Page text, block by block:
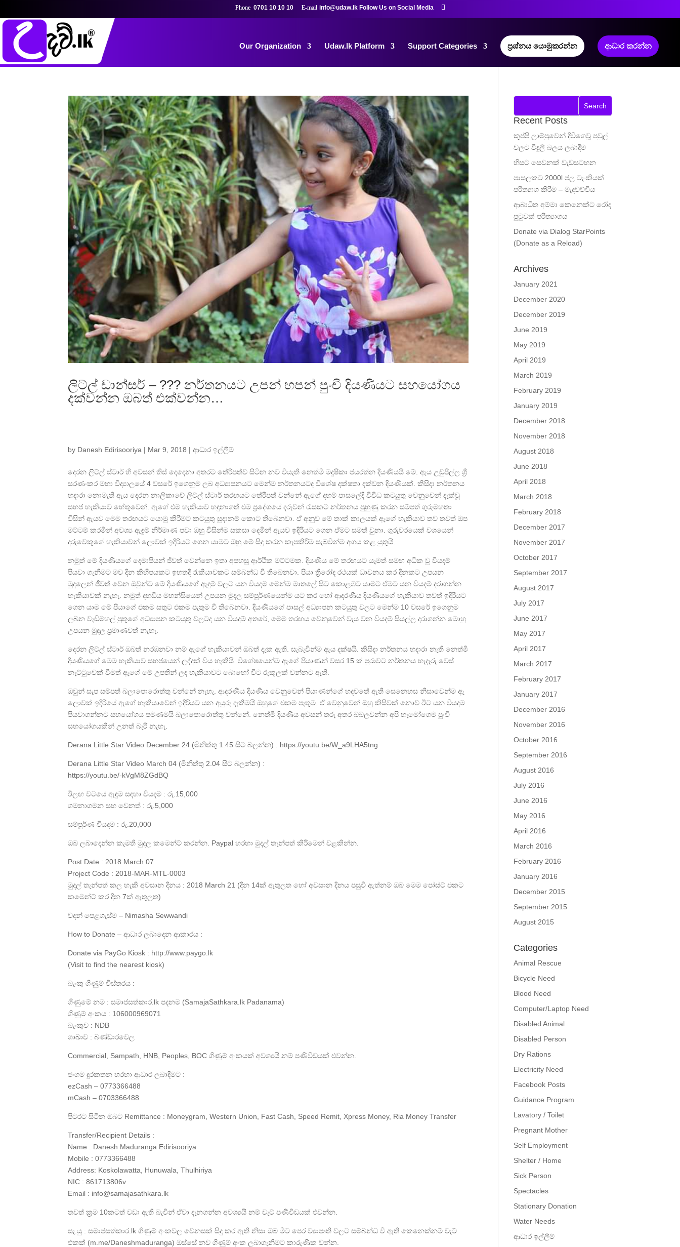
0701 10 10 10 info@udaw.lk
Our Organization Udaw.lk Platform Support Categories ප්‍රශ්නය යොමුකරන්න ආධාර කරන්න
ලිට්ල් ඩාන්සර් – ??? නර්තනයට උපන් හපන් පුංචි දියණියට සහයෝගය
දක්වන්න ඔබත් එක්වන්න…
by Danesh Edirisooriya | Mar 9, 2018 |ආධාර ඉල්ලීම්
දෙරන ලිට්ල් ස්ටාර් හි අවසන් තිස් දෙදෙනා අතරට තේරිපත්ව සිටින නව වියැති නෙත්මි මදුෂිකා ජයරත්න දියණියයි මේ. ඇය උඩුපිල්ල ශ්‍රී
සරණංකර මහා විද්‍යාලයේ 4 වසරේ ඉගෙනුම ලබ අධ්‍යාපනයට මෙන්ම නර්තනයටද විශේෂ දක්ෂතා දක්වන දියණියක්. කිසිදා නර්තනය
හදාරා නොමැති ඇය දෙරන නාලිකාවේ ලිට්ල් ස්ටාර් තරඟයට තේරීපත් වන්නේ ඇගේ දහම් පාසලේදී විවිධ කටයුතු වෙනුවෙන් දැක්වූ
සහජ හැකියාව හේතුවෙන්. ඇගේ එම හැකියාව හඳුනාගත් එම ප්‍රදේශයේ දරුවන් රැසකට නර්තනය පුහුණු කරන සම්පත් ගුරුමහතා
විසින් ඇයව මෙම තරඟයට යොමු කිරීමට කටයුතු සූදානම් කොට තිබෙනවා. ඒ අනුව මේ තාක් කාලයක් ඇගේ හැකියාව තව තවත් ඔප
මට්ටම් කරමින් අවශ්‍ය ඇඳුම් නිර්මාණ පවා ඔහු විසින්ම සකසා දෙමින් ඇයව ඉදිරියට ගෙන ඒමට සමත් වුනා. ගුරුවරයෙක් වශයෙන්
දරුවෙකුගේ හැකියාවන් ලොවක් ඉදිරියට ගෙන යාමට ඔහු මේ සිදු කරන කැපකිරීම සැබවින්ම අගය කළ යුතුයි.
නමුත් මේ දියණියගේ දෙමාපියන් ජීවත් වෙන්නෙ ඉතා අපහසු ආර්ථික මට්ටමක. දියණිය මේ තරඟයට යෑමත් සමඟ අධික වූ වියදම්
පියවා ගැනීමට මව දින කිහිපයකට ඉහතදී රැකියාවකට සම්බන්ධ වී තිබෙනවා. පියා ත්‍රීරෝද රථයක් ධාවනය කර දිනකට උපයන
මුදලෙන් ජීවත් වෙන ඔවුන්ට මේ දියණියගේ ඇඳුම් වලට යන වියදම මෙන්ම මාතලේ සිට කොළඹට යාමට ඒමට යන වියදම් දරාගන්න
හැකියාවක් නැහැ. නමුත් දහඩිය මහන්සියෙන් උපයන මුදල සම්පූර්ණයෙන්ම යට කර හෝ ආදරණීය දියණියගේ හැකියාව තවත් ඉදිරියට
ගෙන යාම මේ පියාගේ එකම සතුට එකම පැතුම වී තිබෙනවා. දියණියගේ පාසල් අධ්‍යාපන කටයුතු වලට මෙන්ම 10 වසරේ ඉගෙනුම
ලබන වැඩිමහල් පුතුගේ අධ්‍යාපන කටයුතු වලටද යන වියදම් අතරේ, මෙම තරඟය වෙනුවෙන් වැය වන වියදම් සියල්ල දරාගන්න මොහු
උපයන මුදල ප්‍රමාණවත් නැහැ.
දෙරන ලිට්ල් ස්ටාර් ඔබත් නරඹනවා නම් ඇගේ හැකියාවන් ඔබත් දැක ඇති. සැබැවින්ම ඇය දක්ෂයි. කිසිදා නර්තනය හදාරා නැති නෙත්මි
දියණියගේ මෙම හැකියාව සහජයෙන් ලද්දක් විය හැකියි. විශේෂයෙන්ම ඇගේ පියාණන් වසර 15 ක් පුරාවට නර්තනය හැදෑරු වෙස්
නැට්ටුවෙක් වීමත් ඇගේ මේ උපතින් ලද හැකියාවට බොහෝ විට රුකුලක් වන්නට ඇති.
ඔවුන් සැප සම්පත් බලාපොරොත්තු වන්නේ නැහැ. ආදරණීය දියණිය වෙනුවෙන් පියාණන්ගේ හදවතේ ඇති සෙනෙහස නිසාවෙන්ම ඈ
ලොවක් ඉදිරියේ ඇගේ හැකියාවෙන් ඉදිරියට යන අයුරු දැකීමයි ඔහුගේ එකම පැතුම. ඒ වෙනුවෙන් ඔහු කිසිවක් නොව ඊට යන වියදම
පියවාගන්නට සහයෝගය පමණමයි බලාපොරොත්තු වන්නේ. නෙත්මි දියණිය අවසන් තරු අතර බබලවන්න අපි හැමෝගෙම පුංචි
සහයෝගයකින් උනත් බැරි නැහැ.
Derana Little Star Video December 24 (මිනිත්තු 1.45 සිට බලන්න) : https://youtu.be/W_a9LHA5tng
Derana Little Star Video March 04 (මිනිත්තු 2.04 සිට බලන්න) :
https://youtu.be/-kVgM8ZGdBQ
ඊලඟ වටයේ ඇඳුම සඳහා වියදම : රු.15,000
ගමනාගමන සහ වෙනත් : රු.5,000
සම්පූර්ණ වියදම : රු.20,000
ඔබ ලබාදෙන්න කැමති මුදල කමෙන්ට් කරන්න. Paypal හරහා මුදල් තැන්පත් කිරීමෙන් වළකින්න.
Post Date : 2018 March 07
Project Code : 2018-MAR-MTL-0003
මුදල් තැන්පත් කල හැකි අවසාන දිනය : 2018 March 21 (දින 14ක් ඇතුලත හෝ අවසාන දිනය පසුවී ඇත්නම් ඔබ මෙම පෝස්ට් එකට
කමෙන්ට් කර දින 7ක් ඇතුලත)
වදන් පෙළගැස්ම – Nimasha Sewwandi
How to Donate – ආධාර ලබාදෙන ආකාරය :
Donate via PayGo Kiosk : http://www.paygo.lk
(Visit to find the nearest kiosk)
බැංකු ගිණුම් විස්තරය :
ගිණුමේ නම : සමාජසත්කාර.lk පදනම (SamajaSathkara.lk Padanama)
ගිණුම් අංකය : 106000969071
බැංකුව : NDB
ශාඛාව : බණ්ඩාරවෙල
Commercial, Sampath, HNB, Peoples, BOC ගිණුම් අංකයක් අවශ්‍යයි නම් පණිවිඩයක් එවන්න.
ජංගම දුරකතන හරහා ආධාර ලබාදීමට :
ezCash – 0773366488
mCash – 0703366488
පිටරට සිටින ඔබට Remittance : Moneygram, Western Union, Fast Cash, Speed Remit, Xpress Money, Ria Money Transfer
Transfer/Recipient Details :
Name : Danesh Maduranga Edirisooriya
Mobile : 0773366488
Address: Koskolawatta, Hunuwala, Thulhiriya
NIC : 861713806v
Email : info@samajasathkara.lk
තවත් ක්‍රම 10කටත් වඩා ඇති බැවින් ඒවා දැනගන්න අවශ්‍යයි නම් චැට් පණිවිඩයක් එවන්න.
සැ.යු : සමාජසත්කාර.lk ගිණුම් අංකවල වෙනසක් සිදු කර ඇති නිසා ඔබ මීට පෙර ව්‍යාපෘති වලට සම්බන්ධ වී ඇති කෙනෙක්නම් චැට්
එකක් (m.me/Daneshmaduranga) ඔස්සේ නව ගිණුම් අංක ලබාගැනීමට කාරුණික වන්න.
Recent Posts
කුප්පි ලාම්පුවෙන් දිවිගෙවූ පවුල්
වලට විදුලි බලය ලබාදීම
හිසට සෙවනක් වැඩසටහන
පාසලකට 2000l ජල ටැංකියක්
පරිත්‍යාග කිරීම – මැදවච්චිය
ආබාධිත අම්මා කෙනෙක්ට රෝද
පුටුවක් පරිත්‍යාගය
Donate via Dialog StarPoints
(Donate as a Reload)
Archives
January 2021
December 2020
December 2019
June 2019
May 2019
April 2019
March 2019
February 2019
January 2019
December 2018
November 2018
August 2018
June 2018
April 2018
March 2018
February 2018
December 2017
November 2017
October 2017
September 2017
August 2017
July 2017
June 2017
May 2017
April 2017
March 2017
February 2017
January 2017
December 2016
November 2016
October 2016
September 2016
August 2016
July 2016
June 2016
May 2016
April 2016
March 2016
February 2016
January 2016
December 2015
September 2015
August 2015
Categories
Animal Rescue
Bicycle Need
Blood Need
Computer/Laptop Need
Disabled Animal
Disabled Person
Dry Rations
Electricity Need
Facebook Posts
Guidance Program
Lavatory / Toilet
Pregnant Mother
Self Employment
Shelter / Home
Sick Person
Spectacles
Stationary Donation
Water Needs
ආධාර ඉල්ලීම්